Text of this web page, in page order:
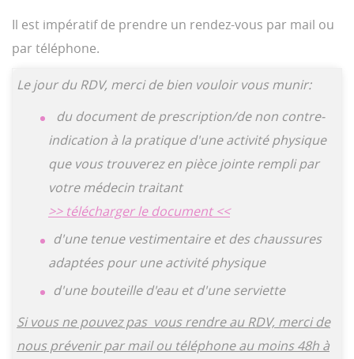
Il est impératif de prendre un rendez-vous par mail ou
par téléphone.
Le jour du RDV, merci de bien vouloir vous munir:
du document de prescription/de non contre-
indication à la pratique d'une activité physique
que vous trouverez en pièce jointe rempli par
votre médecin traitant
>> télécharger le document <<
d'une tenue vestimentaire et des chaussures
adaptées pour une activité physique
d'une bouteille d'eau et d'une serviette
Si vous ne pouvez pas vous rendre au RDV, merci de
nous prévenir par mail ou téléphone au moins 48h à